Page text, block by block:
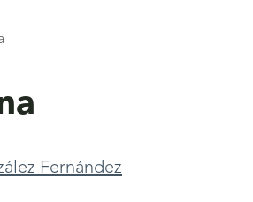
Fernández